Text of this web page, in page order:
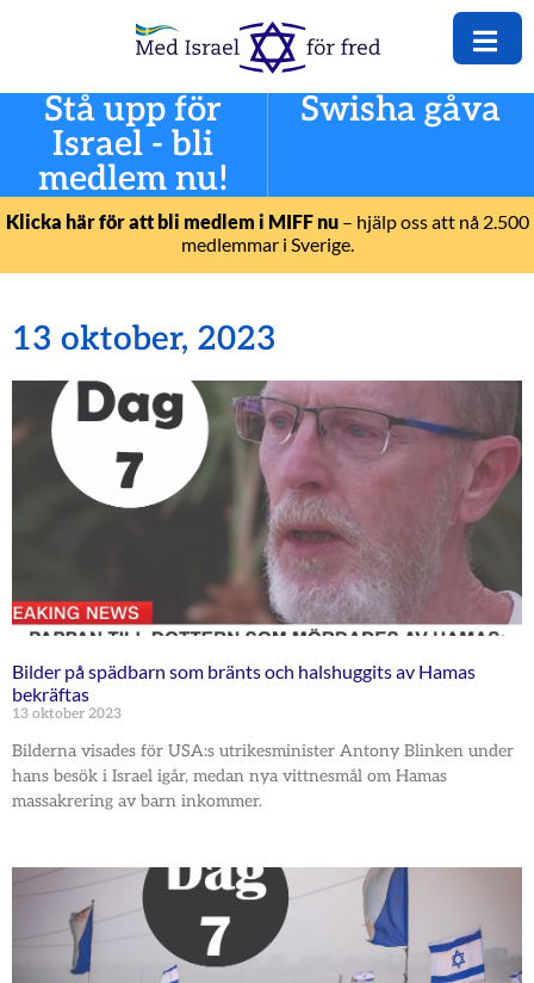
Stå upp för
Israel - bli
medlem nu!
Swisha gåva
Klicka här för att bli medlem i MIFF nu– hjälp oss att nå 2.500
medlemmar i Sverige.
13 oktober, 2023
Bilder på spädbarn som bränts och halshuggits av Hamas
bekräftas
13 oktober 2023
Bilderna visades för USA:s utrikesminister Antony Blinken under
hans besök i Israel igår, medan nya vittnesmål om Hamas
massakrering av barn inkommer.